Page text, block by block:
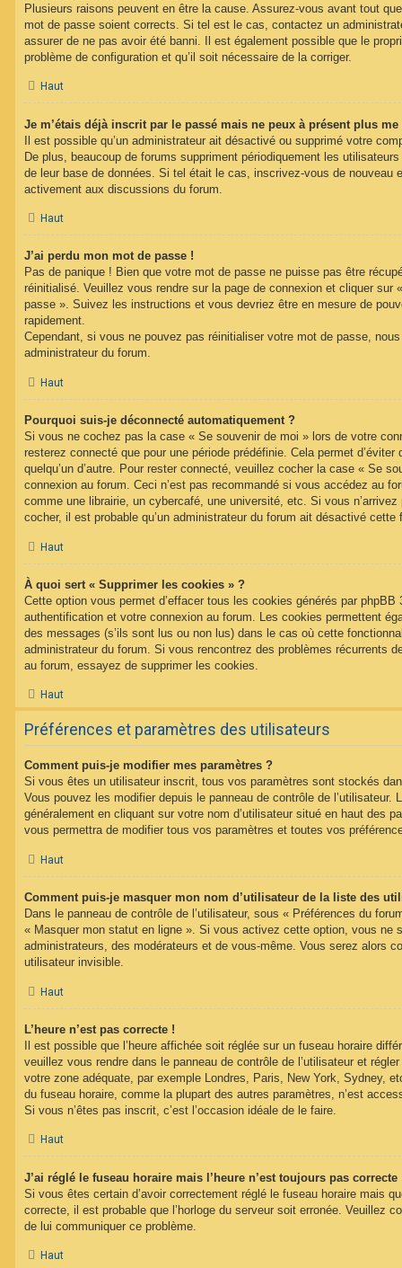
Plusieurs raisons peuvent en être la cause. Assurez-vous avant tout
mot de passe soient corrects. Si tel est le cas, contactez un
assurer de ne pas avoir été banni. Il est également possible que le
problème de configuration et qu’il soit nécessaire de la corriger.
Haut
Je m’étais déjà inscrit par le passé mais ne peux à présent plus
Il est possible qu’un administrateur ait désactivé ou supprimé votre
De plus, beaucoup de forums suppriment périodiquement les
de leur base de données. Si tel était le cas, inscrivez-vous de nouveau
activement aux discussions du forum.
Haut
J’ai perdu mon mot de passe !
Pas de panique ! Bien que votre mot de passe ne puisse pas être
réinitialisé. Veuillez vous rendre sur la page de connexion et cliquer sur
passe ». Suivez les instructions et vous devriez être en mesure de
rapidement.
Cependant, si vous ne pouvez pas réinitialiser votre mot de passe,
administrateur du forum.
Haut
Pourquoi suis-je déconnecté automatiquement ?
Si vous ne cochez pas la case « Se souvenir de moi » lors de votre
resterez connecté que pour une période prédéfinie. Cela permet
quelqu’un d’autre. Pour rester connecté, veuillez cocher la case « Se
connexion au forum. Ceci n’est pas recommandé si vous accédez au
comme une librairie, un cybercafé, une université, etc. Si vous
cocher, il est probable qu’un administrateur du forum ait désactivé cette
Haut
À quoi sert « Supprimer les cookies » ?
Cette option vous permet d’effacer tous les cookies générés par phpBB
authentification et votre connexion au forum. Les cookies permettent
des messages (s’ils sont lus ou non lus) dans le cas où cette
administrateur du forum. Si vous rencontrez des problèmes récurrents
au forum, essayez de supprimer les cookies.
Haut
Préférences et paramètres des utilisateurs
Comment puis-je modifier mes paramètres ?
Si vous êtes un utilisateur inscrit, tous vos paramètres sont stockés
Vous pouvez les modifier depuis le panneau de contrôle de l’utilisateur.
généralement en cliquant sur votre nom d’utilisateur situé en haut des
vous permettra de modifier tous vos paramètres et toutes vos
Haut
Comment puis-je masquer mon nom d’utilisateur de la liste des
Dans le panneau de contrôle de l’utilisateur, sous « Préférences du
« Masquer mon statut en ligne ». Si vous activez cette option, vous ne
administrateurs, des modérateurs et de vous-même. Vous serez alors
utilisateur invisible.
Haut
L’heure n’est pas correcte !
Il est possible que l’heure affichée soit réglée sur un fuseau horaire
veuillez vous rendre dans le panneau de contrôle de l’utilisateur et
votre zone adéquate, par exemple Londres, Paris, New York, Sydney,
du fuseau horaire, comme la plupart des autres paramètres, n’est
Si vous n’êtes pas inscrit, c’est l’occasion idéale de le faire.
Haut
J’ai réglé le fuseau horaire mais l’heure n’est toujours pas correcte
Si vous êtes certain d’avoir correctement réglé le fuseau horaire mais
correcte, il est probable que l’horloge du serveur soit erronée. Veuillez
de lui communiquer ce problème.
Haut